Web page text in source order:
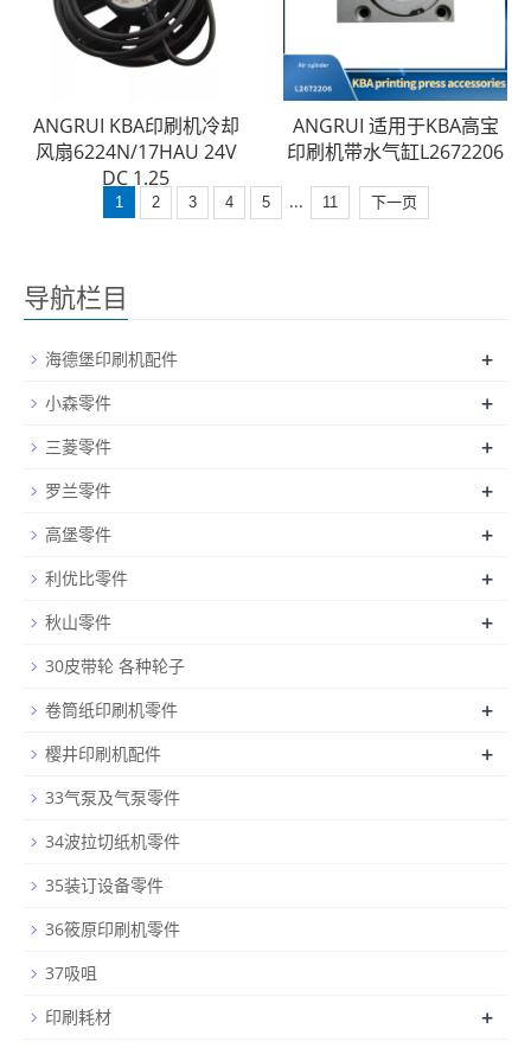
ANGRUI KBA印刷机冷却
风扇6224N/17HAU 24V
DC 1.25
ANGRUI 适用于KBA高宝
印刷机带水气缸L2672206
1 2 3 4 5 ... 11 下一页
导航栏目
海德堡印刷机配件 +
小森零件 +
三菱零件 +
罗兰零件 +
高堡零件 +
利优比零件 +
秋山零件 +
30皮带轮 各种轮子
卷筒纸印刷机零件
+
樱井印刷机配件 +
33气泵及气泵零件
34波拉切纸机零件
35装订设备零件
36筱原印刷机零件
37吸咀
印刷耗材
+